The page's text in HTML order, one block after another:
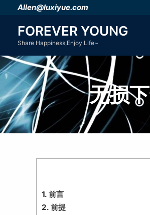
Allen@luxiyue.com
FOREVER YOUNG
Share Happiness,Enjoy Life~
无损
1. 前言
2. 前提